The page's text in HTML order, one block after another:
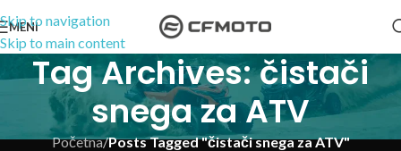
Skip to navigation
Skip to main content
MENI
Tag Archives: čistači
snega za ATV
Početna/Posts Tagged "čistači snega za ATV"